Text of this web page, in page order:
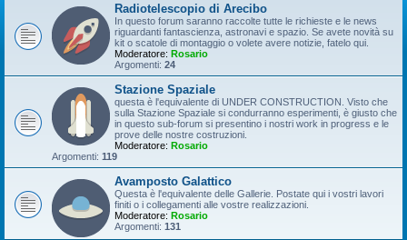
Radiotelescopio di Arecibo
In questo forum saranno raccolte tutte le richieste e le news
riguardanti fantascienza, astronavi e spazio. Se avete novità su
kit o scatole di montaggio o volete avere notizie, fatelo qui.
Moderatore: Rosario
Argomenti: 24
Stazione Spaziale
questa è l'equivalente di UNDER CONSTRUCTION. Visto che
sulla Stazione Spaziale si condurranno esperimenti, è giusto che
in questo sub-forum si presentino i nostri work in progress e le
prove delle nostre costruzioni.
Moderatore: Rosario
Argomenti: 119
Avamposto Galattico
Questa è l'equivalente delle Gallerie. Postate qui i vostri lavori
finiti o i collegamenti alle vostre realizzazioni.
Moderatore: Rosario
Argomenti: 131